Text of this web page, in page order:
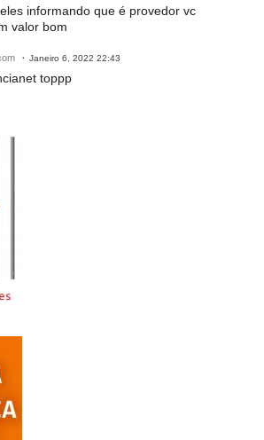
informando que é provedor vc
valor bom
Janeiro 6, 2022 22:43
toppp